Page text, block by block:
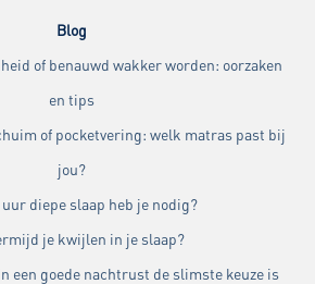
Blog
of benauwd wakker worden: oorzaken
en tips
of pocketvering: welk matras past bij
jou?
uur diepe slaap heb je nodig?
je kwijlen in je slaap?
een goede nachtrust de slimste keuze is